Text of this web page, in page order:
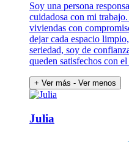
Soy una persona
cuidadosa con mi
viviendas con
dejar cada espacio
seriedad, soy de
queden satisfechos con
+ Ver más - Ver menos
Julia